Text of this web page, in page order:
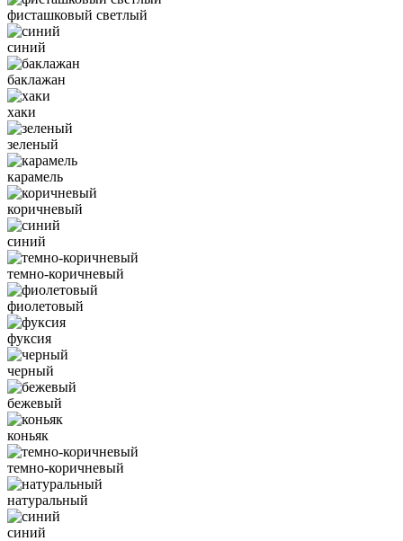
фисташковый светлый
синий
баклажан
хаки
зеленый
карамель
коричневый
синий
темно-коричневый
фиолетовый
фуксия
черный
бежевый
коньяк
темно-коричневый
натуральный
синий